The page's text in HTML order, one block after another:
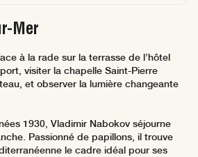
Mer
à la rade sur la terrasse de l’hôtel
visiter la chapelle Saint-Pierre
et observer la lumière changeante
1930, Vladimir Nabokov séjourne
Passionné de papillons, il trouve
le cadre idéal pour ses